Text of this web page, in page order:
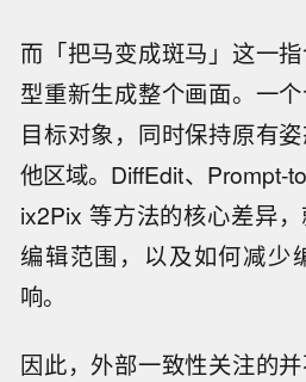
而「把马变成斑马」这一
型重新生成整个画面。一
目标对象，同时保持原有
他区域。DiffEdit、Prompt-
ix2Pix 等方法的核心差异
编辑范围，以及如何减少
响。
因此，外部一致性关注的